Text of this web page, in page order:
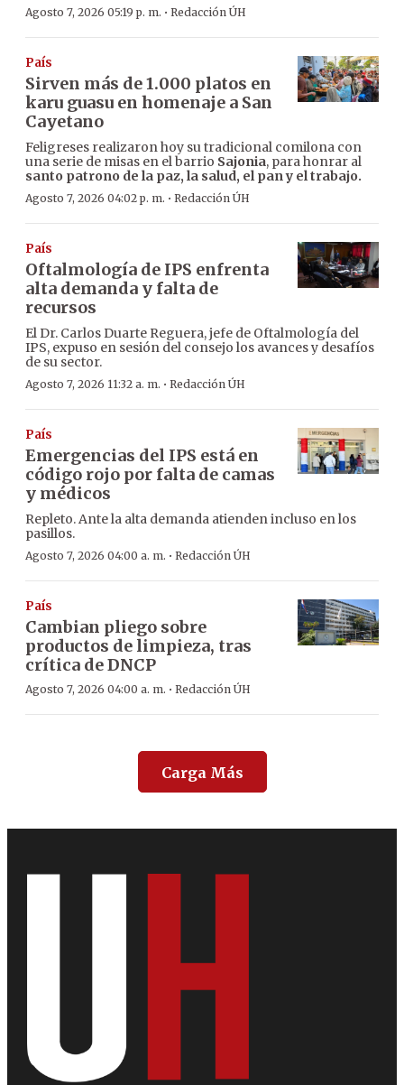
Agosto 7, 2026 05:19 p. m. · Redacción ÚH
País
Sirven más de 1.000 platos en
karu guasu en homenaje a San
Cayetano
Feligreses realizaron hoy su tradicional comilona con
una serie de misas en el barrio Sajonia, para honrar al
santo patrono de la paz, la salud, el pan y el trabajo.
Agosto 7, 2026 04:02 p. m. · Redacción ÚH
País
Oftalmología de IPS enfrenta
alta demanda y falta de
recursos
El Dr. Carlos Duarte Reguera, jefe de Oftalmología del
IPS, expuso en sesión del consejo los avances y desafíos
de su sector.
Agosto 7, 2026 11:32 a. m. · Redacción ÚH
País
Emergencias del IPS está en
código rojo por falta de camas
y médicos
Repleto. Ante la alta demanda atienden incluso en los
pasillos.
Agosto 7, 2026 04:00 a. m. · Redacción ÚH
País
Cambian pliego sobre
productos de limpieza, tras
crítica de DNCP
Agosto 7, 2026 04:00 a. m. · Redacción ÚH
Carga Más